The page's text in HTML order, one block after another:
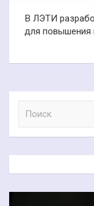
записям
В ЛЭТИ
для повышения
к